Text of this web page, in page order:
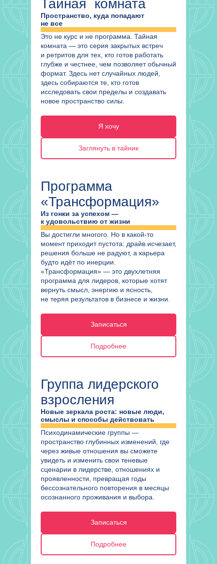
Тайная комната
Пространство, куда попадают
не все
Это не курс и не программа. Тайная
комната — это серия закрытых встреч
и ретритов для тех, кто готов работать
глубже и честнее, чем позволяет обычный
формат. Здесь нет случайных людей,
здесь собираются те, кто готов
исследовать свои пределы и создавать
новое пространство силы.
Я хочу
Заглянуть в тайник
Программа
«Трансформация»
Из гонки за успехом —
к удовольствию от жизни
Вы достигли многого. Но в какой-то
момент приходит пустота: драйв исчезает,
решения больше не радуют, а карьера
будто идёт по инерции.
«Трансформация» — это двухлетняя
программа для лидеров, которые хотят
вернуть смысл, энергию и ясность,
не теряя результатов в бизнесе и жизни.
Записаться
Подробнее
Группа лидерского
взросления
Новые зеркала роста: новые люди,
смыслы и способы действовать
Психодинамические группы —
пространство глубинных изменений, где
через живые отношения вы сможете
увидеть и изменить свои теневые
сценарии в лидерстве, отношениях и
проявленности, превращая годы
бессознательного повторения в месяцы
осознанного проживания и выбора.
Записаться
Подробнее